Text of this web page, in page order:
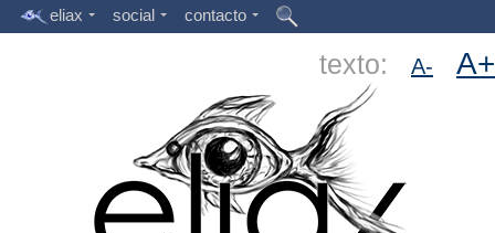
eliax social contacto
texto: A- A+